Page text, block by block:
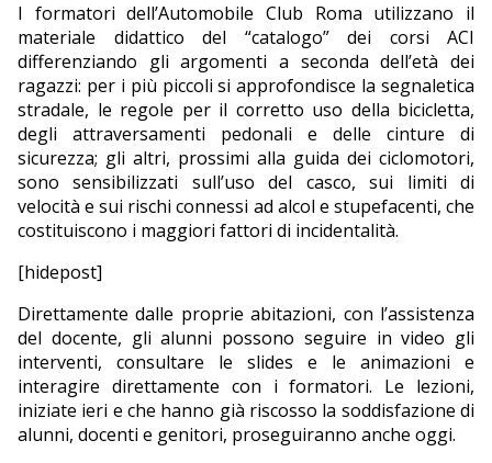
I formatori dell’Automobile Club Roma utilizzano il
materiale didattico del “catalogo” dei corsi ACI
differenziando gli argomenti a seconda dell’età dei
ragazzi: per i più piccoli si approfondisce la segnaletica
stradale, le regole per il corretto uso della bicicletta,
degli attraversamenti pedonali e delle cinture di
sicurezza; gli altri, prossimi alla guida dei ciclomotori,
sono sensibilizzati sull’uso del casco, sui limiti di
velocità e sui rischi connessi ad alcol e stupefacenti, che
costituiscono i maggiori fattori di incidentalità.
[hidepost]
Direttamente dalle proprie abitazioni, con l’assistenza
del docente, gli alunni possono seguire in video gli
interventi, consultare le slides e le animazioni e
interagire direttamente con i formatori. Le lezioni,
iniziate ieri e che hanno già riscosso la soddisfazione di
alunni, docenti e genitori, proseguiranno anche oggi.